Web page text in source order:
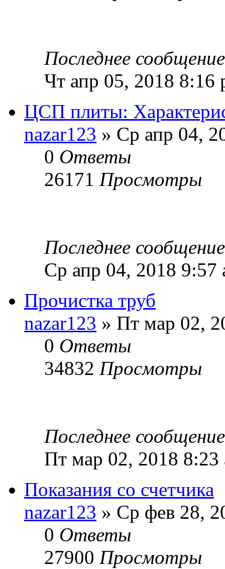
Последнее
Чт апр 05, 2018 8:16
ЦСП плиты:
nazar123 » Ср апр 04,
0 Ответы
26171 Просмотры
Последнее
Ср апр 04, 2018 9:57
Прочистка труб
nazar123 » Пт мар 02,
0 Ответы
34832 Просмотры
Последнее
Пт мар 02, 2018 8:23
Показания со счетчика
nazar123 » Ср фев 28,
0 Ответы
27900 Просмотры